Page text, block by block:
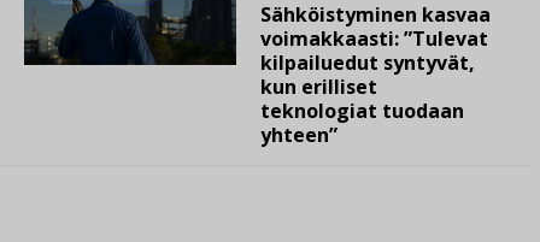
Sähköistyminen kasvaa
voimakkaasti: ”Tulevat
kilpailuedut syntyvät,
kun erilliset
teknologiat tuodaan
yhteen”